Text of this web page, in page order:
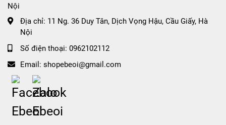
Nội
Địa chỉ: 11 Ng. 36 Duy Tân, Dịch Vọng Hậu, Cầu Giấy, Hà
Nội
Số điện thoại: 0962102112
Email: shopebeoi@gmail.com